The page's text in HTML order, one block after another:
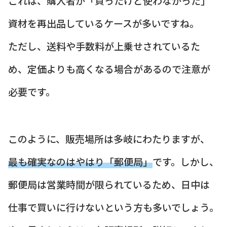
資材を再出品しているケースが多いですね。
ただし、送料や手数料が上乗せされているた
め、定価よりも高くなる場合があるので注意が
必要です。
このように、販売場所は多岐にわたりますが、
最も確実なのはやはり「郵便局」です。しかし、
郵便局は営業時間が限られているため、日中は
仕事で買いに行けないという方も多いでしょう。